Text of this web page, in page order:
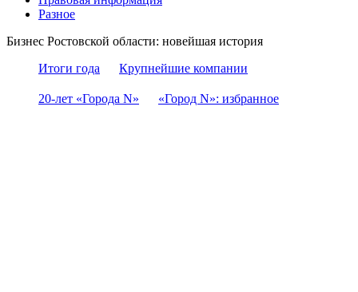
Разное
Бизнес Ростовской области: новейшая история
Итоги года
Крупнейшие компании
20-лет «Города N» «Город N»: избранное